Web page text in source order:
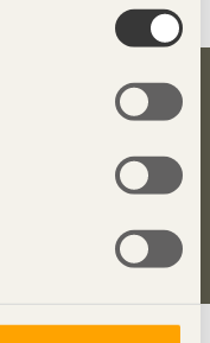
om trä
om publikationer,
Trä.